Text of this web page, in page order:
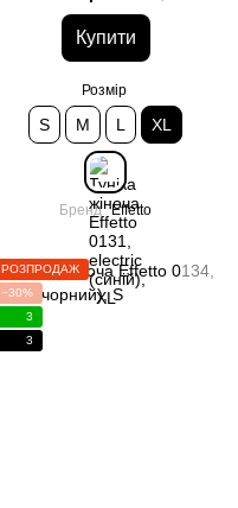
Купити
Розмір
S M L XL
Бренд Effetto
РОЗПРОДАЖ
−30%
3
3